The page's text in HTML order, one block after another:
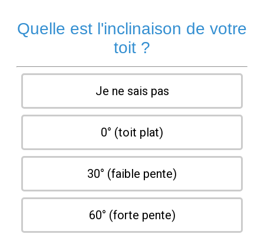
Quelle est l'inclinaison de votre
toit ?
Je ne sais pas
0° (toit plat)
30° (faible pente)
60° (forte pente)